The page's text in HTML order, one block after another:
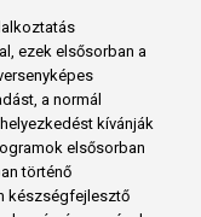
ezek elsősorban a
a normál
kívánják
elsősorban
történő
készségfejlesztő